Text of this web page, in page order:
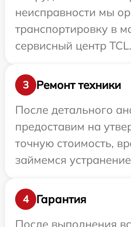
неисправности мы
транспортировку в
сервисный центр TCL.
3
Ремонт техники
После детального
предоставим на
точную стоимость,
займемся
4
Гарантия
После выполнения